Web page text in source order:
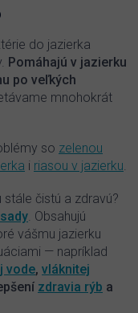
do jazierka
Pomáhajú v jazierku
po veľkých
mnohokrát
so zelenou
i riasou v jazierku.
čistú a zdravú?
. Obsahujú
vášmu jazierku
— napríklad
vode, vláknitej
zdravia rýb a